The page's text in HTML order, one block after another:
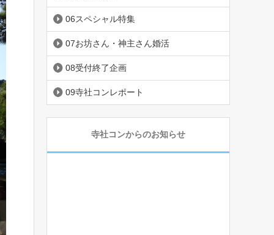
06スペシャル特集
07お坊さん・神主さん婚活
08受付終了企画
09寺社コンレポート
寺社コンからのお知らせ